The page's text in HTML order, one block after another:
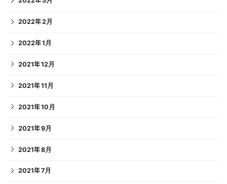
2022年2月
2022年1月
2021年12月
2021年11月
2021年10月
2021年9月
2021年8月
2021年7月